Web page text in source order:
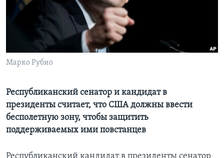
Learning English
СОЦИАЛЬНЫЕ СЕТИ
Языки
Марко Рубио
Республиканский сенатор и кандидат в
президенты считает, что США должны ввести
бесполетную зону, чтобы защитить
поддерживаемых ими повстанцев